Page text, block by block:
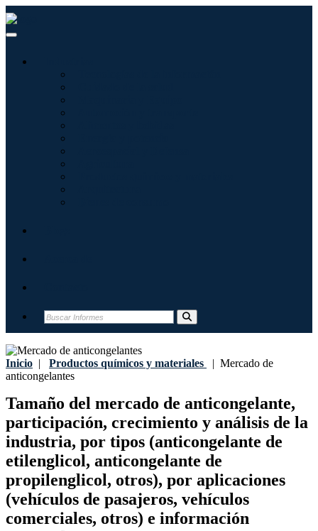
Inicio | Productos químicos y materiales | Mercado de
anticongelantes
Tamaño del mercado de anticongelante,
participación, crecimiento y análisis de la
industria, por tipos (anticongelante de
etilenglicol, anticongelante de
propilenglicol, otros), por aplicaciones
(vehículos de pasajeros, vehículos
comerciales, otros) e información